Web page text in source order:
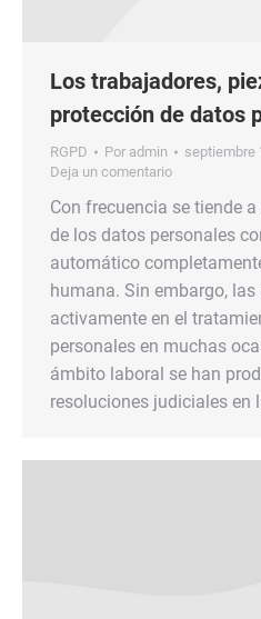
Los trabajadores,
protección de datos
RGPD Por admin
septiembre
Deja un comentario
Con frecuencia se tiende
de los datos personales
automático
humana. Sin embargo,
activamente en el
personales en muchas
ámbito laboral se han
resoluciones judiciales en